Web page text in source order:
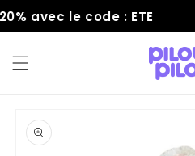
passer
au
avec le code : ETE
informations
produits